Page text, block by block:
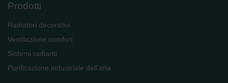
Prodotti
Radiatori decorativi
Ventilazione comfort
Sistemi radianti
Purificazione industriale dell'aria